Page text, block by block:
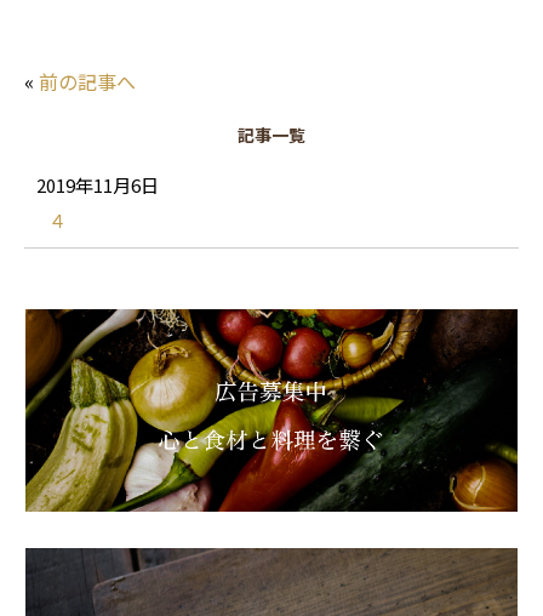
« 前の記事へ
記事一覧
2019年11月6日
４